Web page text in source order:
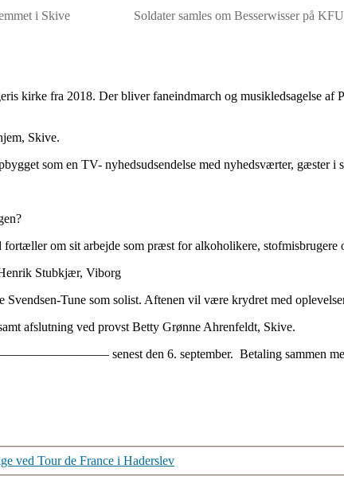
i Skive Soldater samles om Besserwisser på
kirke fra 2018. Der bliver faneindmarch og musikledsagelse af
Skive.
som en TV- nyhedsudsendelse med nyhedsværter, gæster i
om sit arbejde som præst for alkoholikere, stofmisbrugere
Stubkjær, Viborg
Tune som solist. Aftenen vil være krydret med
afslutning ved provst Betty Grønne Ahrenfeldt, Skive.
senest den 6. september. Betaling sammen
ved Tour de France i Haderslev